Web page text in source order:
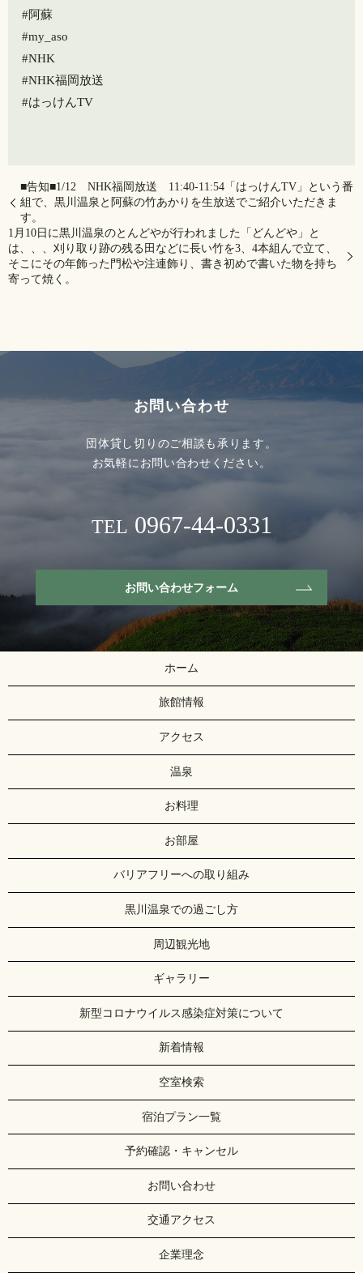
#阿蘇
#my_aso
#NHK
#NHK福岡放送
#はっけんTV
■告知■1/12 NHK福岡放送 11:40-11:54「はっけんTV」という番
組で、黒川温泉と阿蘇の竹あかりを生放送でご紹介いただきま
す。
1月10日に黒川温泉のとんどやが行われました「どんどや」と
は、、、刈り取り跡の残る田などに長い竹を3、4本組んで立て、
そこにその年飾った門松や注連飾り、書き初めで書いた物を持ち
寄って焼く。
お問い合わせ
団体貸し切りのご相談も承ります。
お気軽にお問い合わせください。
TEL 0967-44-0331
お問い合わせフォーム
ホーム
旅館情報
アクセス
温泉
お料理
お部屋
バリアフリーへの取り組み
黒川温泉での過ごし方
周辺観光地
ギャラリー
新型コロナウイルス感染症対策について
新着情報
空室検索
宿泊プラン一覧
予約確認・キャンセル
お問い合わせ
交通アクセス
企業理念